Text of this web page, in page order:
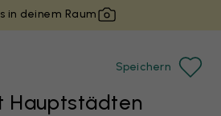
in deinem Raum
Hauptstädten
Speichern